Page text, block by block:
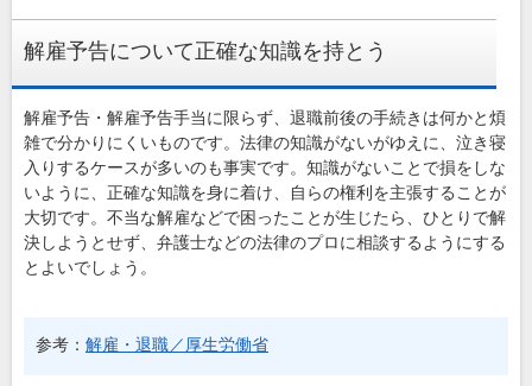
解雇予告について正確な知識を持とう
解雇予告・解雇予告手当に限らず、退職前後の手続きは何かと煩
雑で分かりにくいものです。法律の知識がないがゆえに、泣き寝
入りするケースが多いのも事実です。知識がないことで損をしな
いように、正確な知識を身に着け、自らの権利を主張することが
大切です。不当な解雇などで困ったことが生じたら、ひとりで解
決しようとせず、弁護士などの法律のプロに相談するようにする
とよいでしょう。
参考： 解雇・退職／厚生労働省